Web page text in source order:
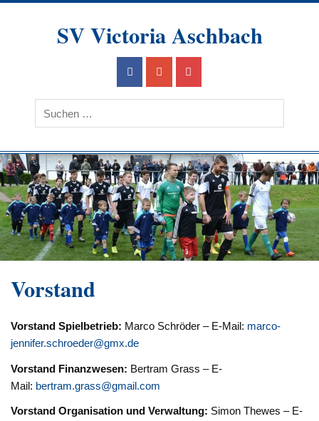
Skip
SV Victoria Aschbach
Ein Verein im Herzen des Saarlandes
Vorstand
Vorstand Spielbetrieb: Marco Schröder – E-Mail: marco-
jennifer.schroeder@gmx.de
Vorstand Finanzwesen: Bertram Grass – E-
Mail: bertram.grass@gmail.com
Vorstand Organisation und Verwaltung: Simon Thewes – E-